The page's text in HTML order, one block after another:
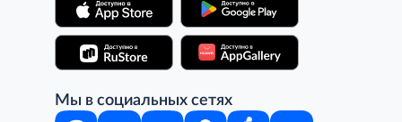
Мы в социальных сетях